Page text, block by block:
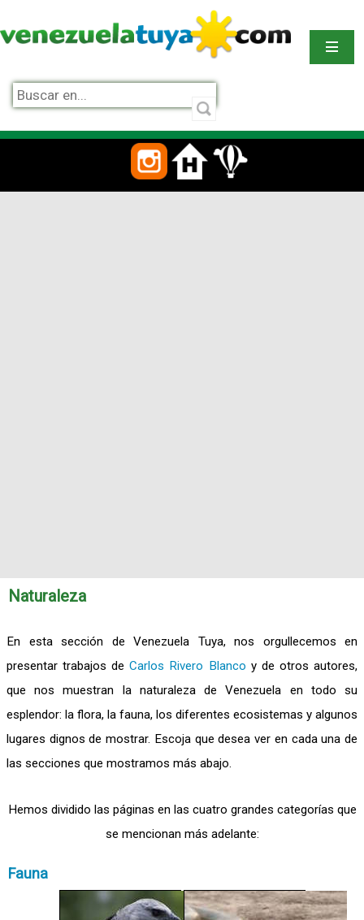
Naturaleza
En esta sección de Venezuela Tuya, nos orgullecemos en
presentar trabajos deCarlos Rivero Blanco y de otros autores,
que nos muestran la naturaleza de Venezuela en todo su
esplendor: la flora, la fauna, los diferentes ecosistemas y algunos
lugares dignos de mostrar. Escoja que desea ver en cada una de
las secciones que mostramos más abajo.
Hemos dividido las páginas en las cuatro grandes categorías que
se mencionan más adelante:
Fauna